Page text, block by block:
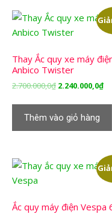
Thay Ắc quy xe máy
Anbico Twister
2.700.000,0₫ Giá
2.700.000,0₫.
2.240.000,0₫Giá
Thêm vào giỏ hàng
Ắc quy máy điện Vespa